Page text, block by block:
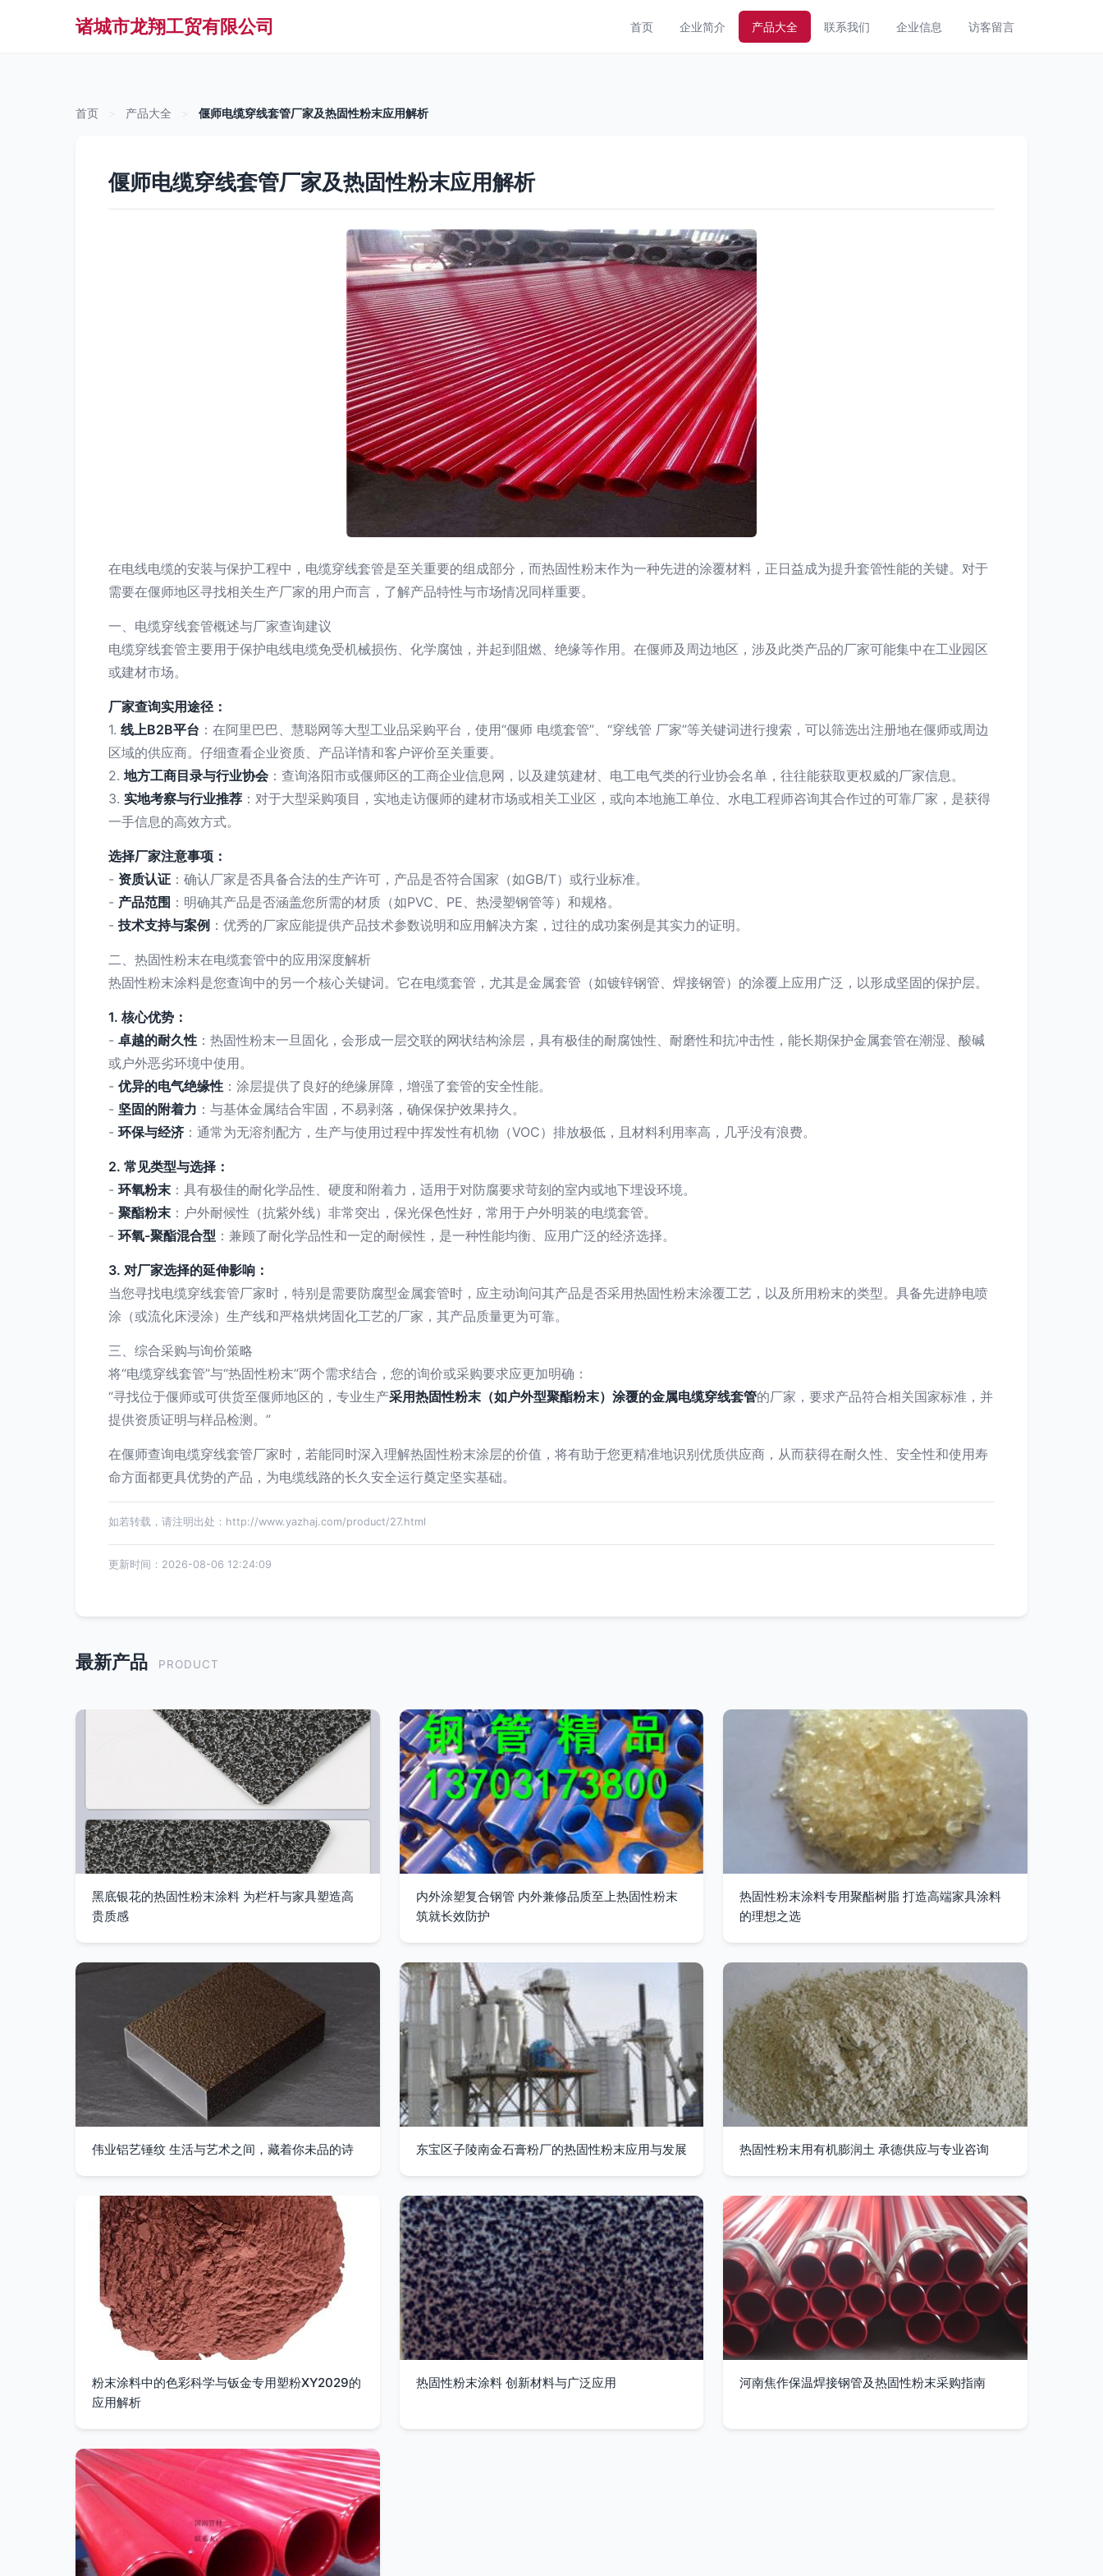
诸城市龙翔工贸有限公司 首页 企业简介 产品大全 联系我们 企业信息 访客留言
首页 产品大全 偃师电缆穿线套管厂家及热固性粉末应用解析
偃师电缆穿线套管厂家及热固性粉末应用解析
在电线电缆的安装与保护工程中，电缆穿线套管是至关重要的组成部分，而热固性粉末作为一种先进的涂覆材料，正日益成为提升套管性能的关键。对于
需要在偃师地区寻找相关生产厂家的用户而言，了解产品特性与市场情况同样重要。
一、电缆穿线套管概述与厂家查询建议
电缆穿线套管主要用于保护电线电缆免受机械损伤、化学腐蚀，并起到阻燃、绝缘等作用。在偃师及周边地区，涉及此类产品的厂家可能集中在工业园区
或建材市场。
厂家查询实用途径：
1. 线上B2B平台 ：在阿里巴巴、慧聪网等大型工业品采购平台，使用“偃师 电缆套管”、“穿线管 厂家”等关键词进行搜索，可以筛选出注册地在偃师或周边
区域的供应商。仔细查看企业资质、产品详情和客户评价至关重要。
2. 地方工商目录与行业协会 ：查询洛阳市或偃师区的工商企业信息网，以及建筑建材、电工电气类的行业协会名单，往往能获取更权威的厂家信息。
3. 实地考察与行业推荐 ：对于大型采购项目，实地走访偃师的建材市场或相关工业区，或向本地施工单位、水电工程师咨询其合作过的可靠厂家，是获得
一手信息的高效方式。
选择厂家注意事项：
- 资质认证 ：确认厂家是否具备合法的生产许可，产品是否符合国家（如GB/T）或行业标准。
- 产品范围 ：明确其产品是否涵盖您所需的材质（如PVC、PE、热浸塑钢管等）和规格。
- 技术支持与案例 ：优秀的厂家应能提供产品技术参数说明和应用解决方案，过往的成功案例是其实力的证明。
二、热固性粉末在电缆套管中的应用深度解析
热固性粉末涂料是您查询中的另一个核心关键词。它在电缆套管，尤其是金属套管（如镀锌钢管、焊接钢管）的涂覆上应用广泛，以形成坚固的保护层。
1. 核心优势：
- 卓越的耐久性 ：热固性粉末一旦固化，会形成一层交联的网状结构涂层，具有极佳的耐腐蚀性、耐磨性和抗冲击性，能长期保护金属套管在潮湿、酸碱
或户外恶劣环境中使用。
- 优异的电气绝缘性 ：涂层提供了良好的绝缘屏障，增强了套管的安全性能。
- 坚固的附着力 ：与基体金属结合牢固，不易剥落，确保保护效果持久。
- 环保与经济 ：通常为无溶剂配方，生产与使用过程中挥发性有机物（VOC）排放极低，且材料利用率高，几乎没有浪费。
2. 常见类型与选择：
- 环氧粉末：具有极佳的耐化学品性、硬度和附着力，适用于对防腐要求苛刻的室内或地下埋设环境。
- 聚酯粉末：户外耐候性（抗紫外线）非常突出，保光保色性好，常用于户外明装的电缆套管。
- 环氧-聚酯混合型 ：兼顾了耐化学品性和一定的耐候性，是一种性能均衡、应用广泛的经济选择。
3. 对厂家选择的延伸影响：
当您寻找电缆穿线套管厂家时，特别是需要防腐型金属套管时，应主动询问其产品是否采用热固性粉末涂覆工艺，以及所用粉末的类型。具备先进静电喷
涂（或流化床浸涂）生产线和严格烘烤固化工艺的厂家，其产品质量更为可靠。
三、综合采购与询价策略
将“电缆穿线套管”与“热固性粉末”两个需求结合，您的询价或采购要求应更加明确：
“寻找位于偃师或可供货至偃师地区的，专业生产采用热固性粉末（如户外型聚酯粉末）涂覆的金属电缆穿线套管的厂家，要求产品符合相关国家标准，并
提供资质证明与样品检测。”
在偃师查询电缆穿线套管厂家时，若能同时深入理解热固性粉末涂层的价值，将有助于您更精准地识别优质供应商，从而获得在耐久性、安全性和使用寿
命方面都更具优势的产品，为电缆线路的长久安全运行奠定坚实基础。
如若转载，请注明出处：http://www.yazhaj.com/product/27.html
更新时间：2026-08-06 12:24:09
最新产品 PRODUCT
黑底银花的热固性粉末涂料 为栏杆与家具塑造高
贵质感
内外涂塑复合钢管 内外兼修品质至上热固性粉末
筑就长效防护
热固性粉末涂料专用聚酯树脂 打造高端家具涂料
的理想之选
伟业铝艺锤纹 生活与艺术之间，藏着你未品的诗 东宝区子陵南金石膏粉厂的热固性粉末应用与发展 热固性粉末用有机膨润土 承德供应与专业咨询
粉末涂料中的色彩科学与钣金专用塑粉XY2029的
应用解析
热固性粉末涂料 创新材料与广泛应用 河南焦作保温焊接钢管及热固性粉末采购指南